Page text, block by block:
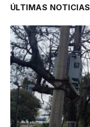
ÚLTIMAS NOTICIAS